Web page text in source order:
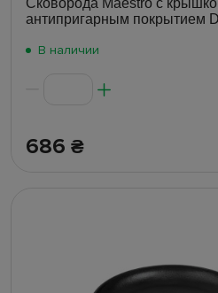
Сковорода Maestro с
антипригарным покрытием
В наличии
686 ₴